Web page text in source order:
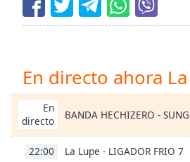
Time-
Playback
Rate
Chapters
En directo ahora
En
directo
BANDA HECHIZERO -
22:00 La Lupe - LIGADOR FRIO 7